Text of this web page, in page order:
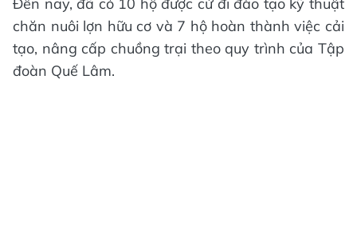
chăn nuôi lợn hữu cơ và 7 hộ hoàn thành việc cải
tạo, nâng cấp chuồng trại theo quy trình của Tập
đoàn Quế Lâm.